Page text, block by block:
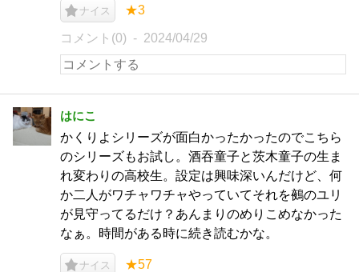
ナイス ★3
コメント(0) 2024/04/29
はにこ
かくりよシリーズが面白かったかったのでこちら
のシリーズもお試し。酒吞童子と茨木童子の生ま
れ変わりの高校生。設定は興味深いんだけど、何
か二人がワチャワチャやっていてそれを鵺のユリ
が見守ってるだけ？あんまりのめりこめなかった
なぁ。時間がある時に続き読むかな。
ナイス ★57